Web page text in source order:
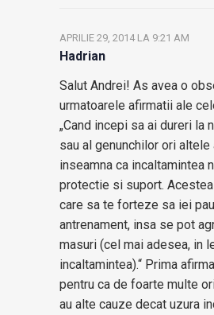
Hadrian
APRILIE 29, 2014 LA 9:21 AM
Salut Andrei! As avea o
urmatoarele afirmatii ale
„Cand incepi sa ai dureri la
sau al genunchilor ori altele
inseamna ca incaltamintea
protectie si suport.
care sa te forteze sa iei
antrenament, insa se pot
masuri (cel mai adesea, in
incaltamintea).“ Prima
pentru ca de foarte multe
au alte cauze decat uzura